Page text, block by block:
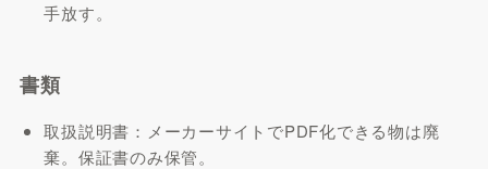
手放す。
書類
取扱説明書：メーカーサイトでPDF化できる物は廃
棄。保証書のみ保管。